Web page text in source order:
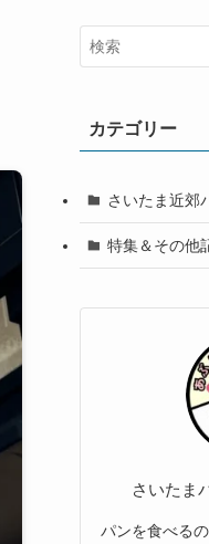
カテゴリー
さいたま近郊
特集＆その他
さいたま
パンを食べる